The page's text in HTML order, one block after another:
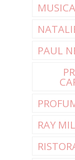
PAUL
RAY